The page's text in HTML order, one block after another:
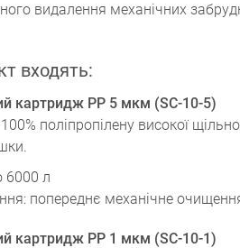
видалення механічних
входять:
картридж PP 5 мкм (SC-10-5)
поліпропілену високої
6000 л
попереднє механічне
картридж PP 1 мкм (SC-10-1)